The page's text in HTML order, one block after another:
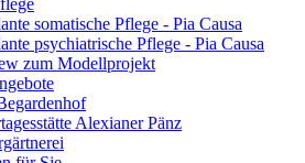
somatische Pflege - Pia Causa
psychiatrische Pflege - Pia Causa
zum Modellprojekt
Alexianer Pänz